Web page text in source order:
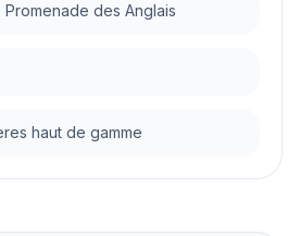
des Anglais
haut de gamme